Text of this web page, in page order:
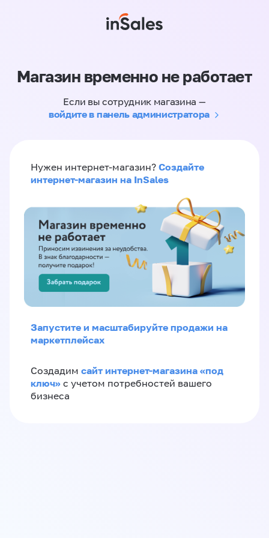
Магазин временно не работает
Если вы сотрудник магазина —
войдите в панель администратора
Нужен интернет-магазин? Создайте
интернет-магазин на InSales
Запустите и масштабируйте продажи на
маркетплейсах
Создадим сайт интернет-магазина «под
ключ» с учетом потребностей вашего
бизнеса